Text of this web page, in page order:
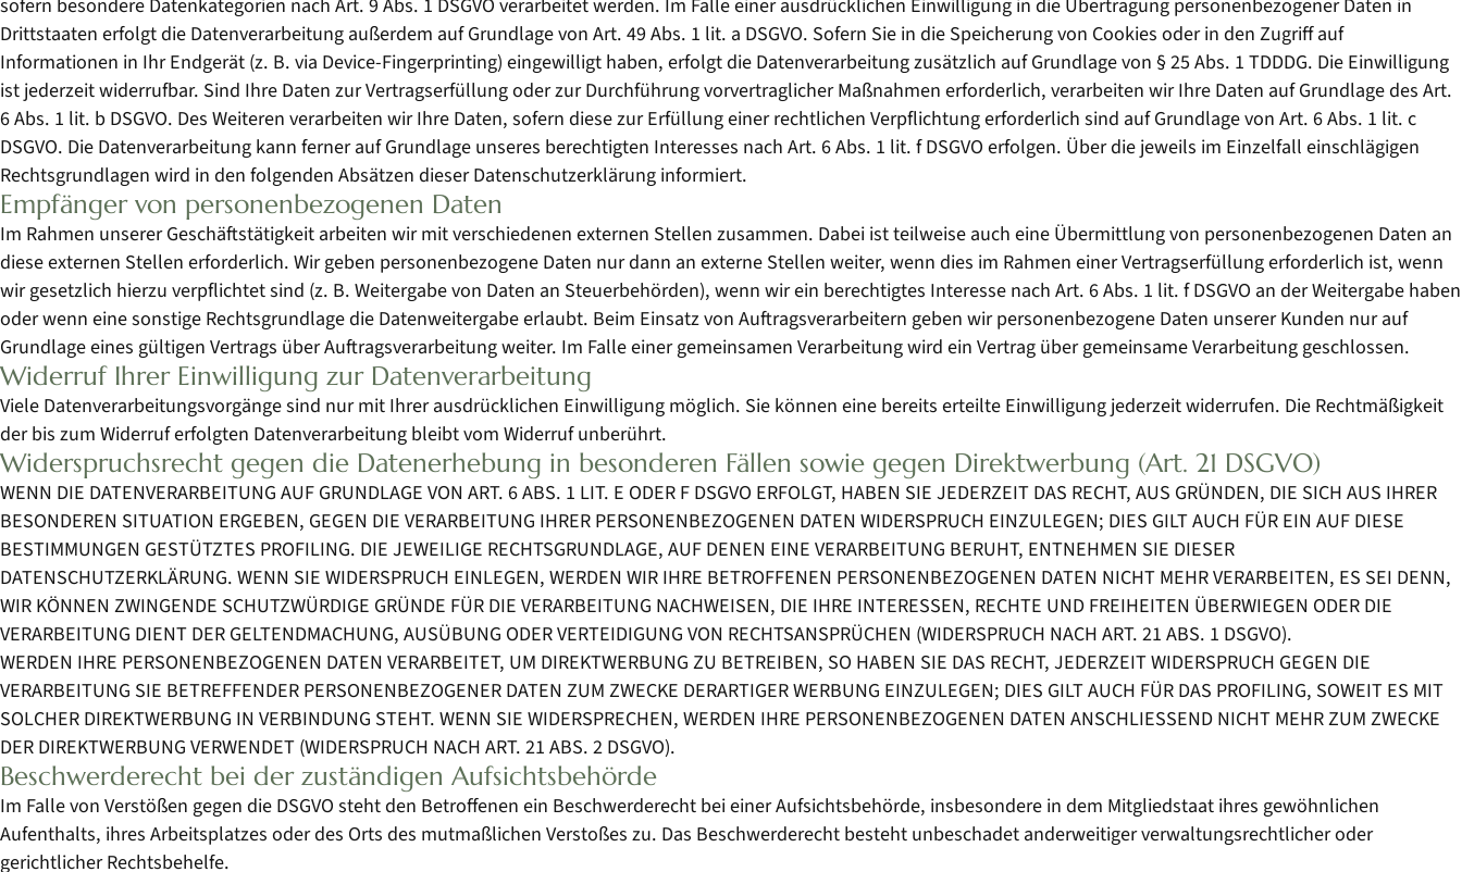
Drittstaaten erfolgt die Datenverarbeitung außerdem auf Grundlage von Art. 49 Abs. 1 lit. a DSGVO. Sofern Sie in die Speicherung von Cookies oder in den Zugriff auf
Informationen in Ihr Endgerät (z. B. via Device-Fingerprinting) eingewilligt haben, erfolgt die Datenverarbeitung zusätzlich auf Grundlage von § 25 Abs. 1 TDDDG. Die Einwilligung
ist jederzeit widerrufbar. Sind Ihre Daten zur Vertragserfüllung oder zur Durchführung vorvertraglicher Maßnahmen erforderlich, verarbeiten wir Ihre Daten auf Grundlage des Art.
6 Abs. 1 lit. b DSGVO. Des Weiteren verarbeiten wir Ihre Daten, sofern diese zur Erfüllung einer rechtlichen Verpflichtung erforderlich sind auf Grundlage von Art. 6 Abs. 1 lit. c
DSGVO. Die Datenverarbeitung kann ferner auf Grundlage unseres berechtigten Interesses nach Art. 6 Abs. 1 lit. f DSGVO erfolgen. Über die jeweils im Einzelfall einschlägigen
Rechtsgrundlagen wird in den folgenden Absätzen dieser Datenschutzerklärung informiert.
Empfänger von personenbezogenen Daten
Im Rahmen unserer Geschäftstätigkeit arbeiten wir mit verschiedenen externen Stellen zusammen. Dabei ist teilweise auch eine Übermittlung von personenbezogenen Daten an
diese externen Stellen erforderlich. Wir geben personenbezogene Daten nur dann an externe Stellen weiter, wenn dies im Rahmen einer Vertragserfüllung erforderlich ist, wenn
wir gesetzlich hierzu verpflichtet sind (z. B. Weitergabe von Daten an Steuerbehörden), wenn wir ein berechtigtes Interesse nach Art. 6 Abs. 1 lit. f DSGVO an der Weitergabe haben
oder wenn eine sonstige Rechtsgrundlage die Datenweitergabe erlaubt. Beim Einsatz von Auftragsverarbeitern geben wir personenbezogene Daten unserer Kunden nur auf
Grundlage eines gültigen Vertrags über Auftragsverarbeitung weiter. Im Falle einer gemeinsamen Verarbeitung wird ein Vertrag über gemeinsame Verarbeitung geschlossen.
Widerruf Ihrer Einwilligung zur Datenverarbeitung
Viele Datenverarbeitungsvorgänge sind nur mit Ihrer ausdrücklichen Einwilligung möglich. Sie können eine bereits erteilte Einwilligung jederzeit widerrufen. Die Rechtmäßigkeit
der bis zum Widerruf erfolgten Datenverarbeitung bleibt vom Widerruf unberührt.
Widerspruchsrecht gegen die Datenerhebung in besonderen Fällen sowie gegen Direktwerbung (Art. 21 DSGVO)
WENN DIE DATENVERARBEITUNG AUF GRUNDLAGE VON ART. 6 ABS. 1 LIT. E ODER F DSGVO ERFOLGT, HABEN SIE JEDERZEIT DAS RECHT, AUS GRÜNDEN, DIE SICH AUS IHRER
BESONDEREN SITUATION ERGEBEN, GEGEN DIE VERARBEITUNG IHRER PERSONENBEZOGENEN DATEN WIDERSPRUCH EINZULEGEN; DIES GILT AUCH FÜR EIN AUF DIESE
BESTIMMUNGEN GESTÜTZTES PROFILING. DIE JEWEILIGE RECHTSGRUNDLAGE, AUF DENEN EINE VERARBEITUNG BERUHT, ENTNEHMEN SIE DIESER
DATENSCHUTZERKLÄRUNG. WENN SIE WIDERSPRUCH EINLEGEN, WERDEN WIR IHRE BETROFFENEN PERSONENBEZOGENEN DATEN NICHT MEHR VERARBEITEN, ES SEI DENN,
WIR KÖNNEN ZWINGENDE SCHUTZWÜRDIGE GRÜNDE FÜR DIE VERARBEITUNG NACHWEISEN, DIE IHRE INTERESSEN, RECHTE UND FREIHEITEN ÜBERWIEGEN ODER DIE
VERARBEITUNG DIENT DER GELTENDMACHUNG, AUSÜBUNG ODER VERTEIDIGUNG VON RECHTSANSPRÜCHEN (WIDERSPRUCH NACH ART. 21 ABS. 1 DSGVO).
WERDEN IHRE PERSONENBEZOGENEN DATEN VERARBEITET, UM DIREKTWERBUNG ZU BETREIBEN, SO HABEN SIE DAS RECHT, JEDERZEIT WIDERSPRUCH GEGEN DIE
VERARBEITUNG SIE BETREFFENDER PERSONENBEZOGENER DATEN ZUM ZWECKE DERARTIGER WERBUNG EINZULEGEN; DIES GILT AUCH FÜR DAS PROFILING, SOWEIT ES MIT
SOLCHER DIREKTWERBUNG IN VERBINDUNG STEHT. WENN SIE WIDERSPRECHEN, WERDEN IHRE PERSONENBEZOGENEN DATEN ANSCHLIESSEND NICHT MEHR ZUM ZWECKE
DER DIREKTWERBUNG VERWENDET (WIDERSPRUCH NACH ART. 21 ABS. 2 DSGVO).
Beschwerde­recht bei der zuständigen Aufsichts­behörde
Im Falle von Verstößen gegen die DSGVO steht den Betroffenen ein Beschwerderecht bei einer Aufsichtsbehörde, insbesondere in dem Mitgliedstaat ihres gewöhnlichen
Aufenthalts, ihres Arbeitsplatzes oder des Orts des mutmaßlichen Verstoßes zu. Das Beschwerderecht besteht unbeschadet anderweitiger verwaltungsrechtlicher oder
gerichtlicher Rechtsbehelfe.